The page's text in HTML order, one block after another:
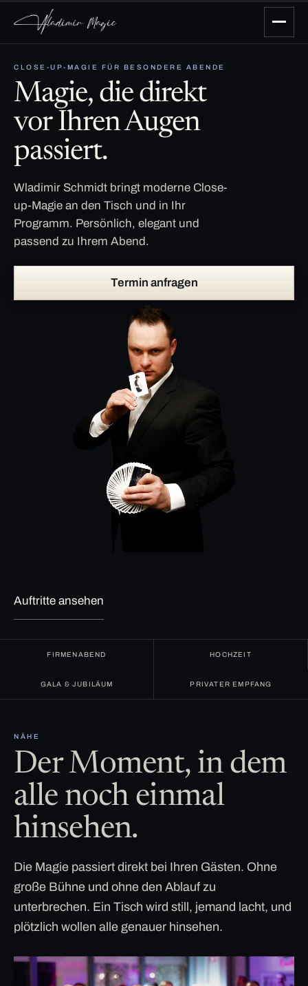
CLOSE-UP-MAGIE FÜR BESONDERE ABENDE
Magie, die direkt
vor Ihren Augen
passiert.
Wladimir Schmidt bringt moderne Close-
up-Magie an den Tisch und in Ihr
Programm. Persönlich, elegant und
passend zu Ihrem Abend.
Termin anfragen
Auftritte ansehen
FIRMENABEND HOCHZEIT
GALA & JUBILÄUM PRIVATER EMPFANG
NÄHE
Der Moment, in dem
alle noch einmal
hinsehen.
Die Magie passiert direkt bei Ihren Gästen. Ohne
große Bühne und ohne den Ablauf zu
unterbrechen. Ein Tisch wird still, jemand lacht, und
plötzlich wollen alle genauer hinsehen.